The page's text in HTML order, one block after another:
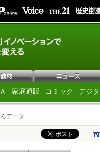
家庭通販 コミック デジ
データ